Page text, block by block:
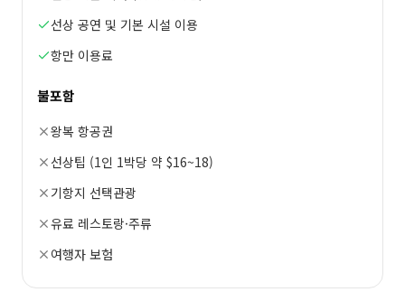
선상 공연 및 기본 시설 이용
항만 이용료
불포함
왕복 항공권
선상팁 (1인 1박당 약 $16~18)
기항지 선택관광
유료 레스토랑·주류
여행자 보험